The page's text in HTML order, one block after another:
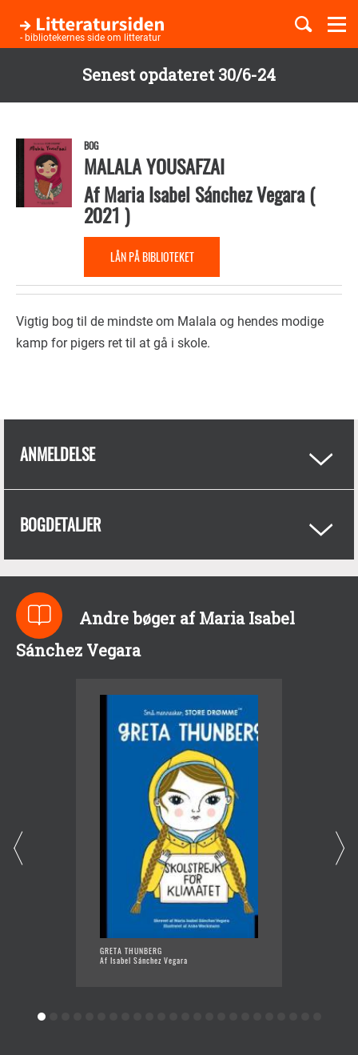
Senest opdateret 30/6-24
hovedindhold
- bibliotekernes side om litteratur
Børnebøger
Temaer
BOG
MALALA YOUSAFZAI
AfMaria Isabel Sánchez Vegara(
2021 )
LÅN PÅ BIBLIOTEKET
Vigtig bog til de mindste om Malala og hendes modige
kamp for pigers ret til at gå i skole.
ANMELDELSE
BOGDETALJER
Andre bøger af Maria Isabel
Sánchez Vegara
GRETA THUNBERG
Af Isabel Sánchez Vegara